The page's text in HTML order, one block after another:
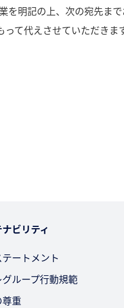
明記の上、次の宛先まで
て代えさせていただきます
ビリティ
ートメント
ループ行動規範
重